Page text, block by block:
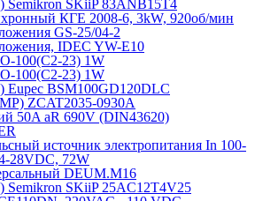
Semikron SKiiP 83ANB15T4
КГЕ 2008-6, 3kW, 920об/мин
GS-25/04-2
IDEC YW-E10
100(С2-23) 1W
100(С2-23) 1W
Eupec BSM100GD120DLC
ZCAT2035-0930A
50A aR 690V (DIN43620)
источник электропитания In 100-
28VDC, 72W
DEUM.M16
Semikron SKiiP 25AC12T4V25